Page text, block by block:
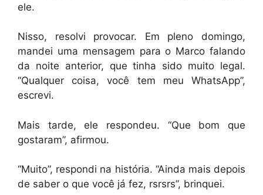
ele.
Nisso, resolvi provocar. Em pleno domingo,
mandei uma mensagem para o Marco falando
da noite anterior, que tinha sido muito legal.
“Qualquer coisa, você tem meu WhatsApp”,
escrevi.
Mais tarde, ele respondeu. “Que bom que
gostaram”, afirmou.
“Muito”, respondi na história. “Ainda mais depois
de saber o que você já fez, rsrsrs”, brinquei.